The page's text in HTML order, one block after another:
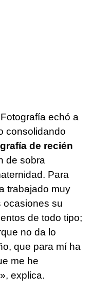
echó a
consolidando
de recién
de sobra
Para
trabajado muy
ocasiones su
de todo tipo;
no da lo
que para mí ha
me he
explica.